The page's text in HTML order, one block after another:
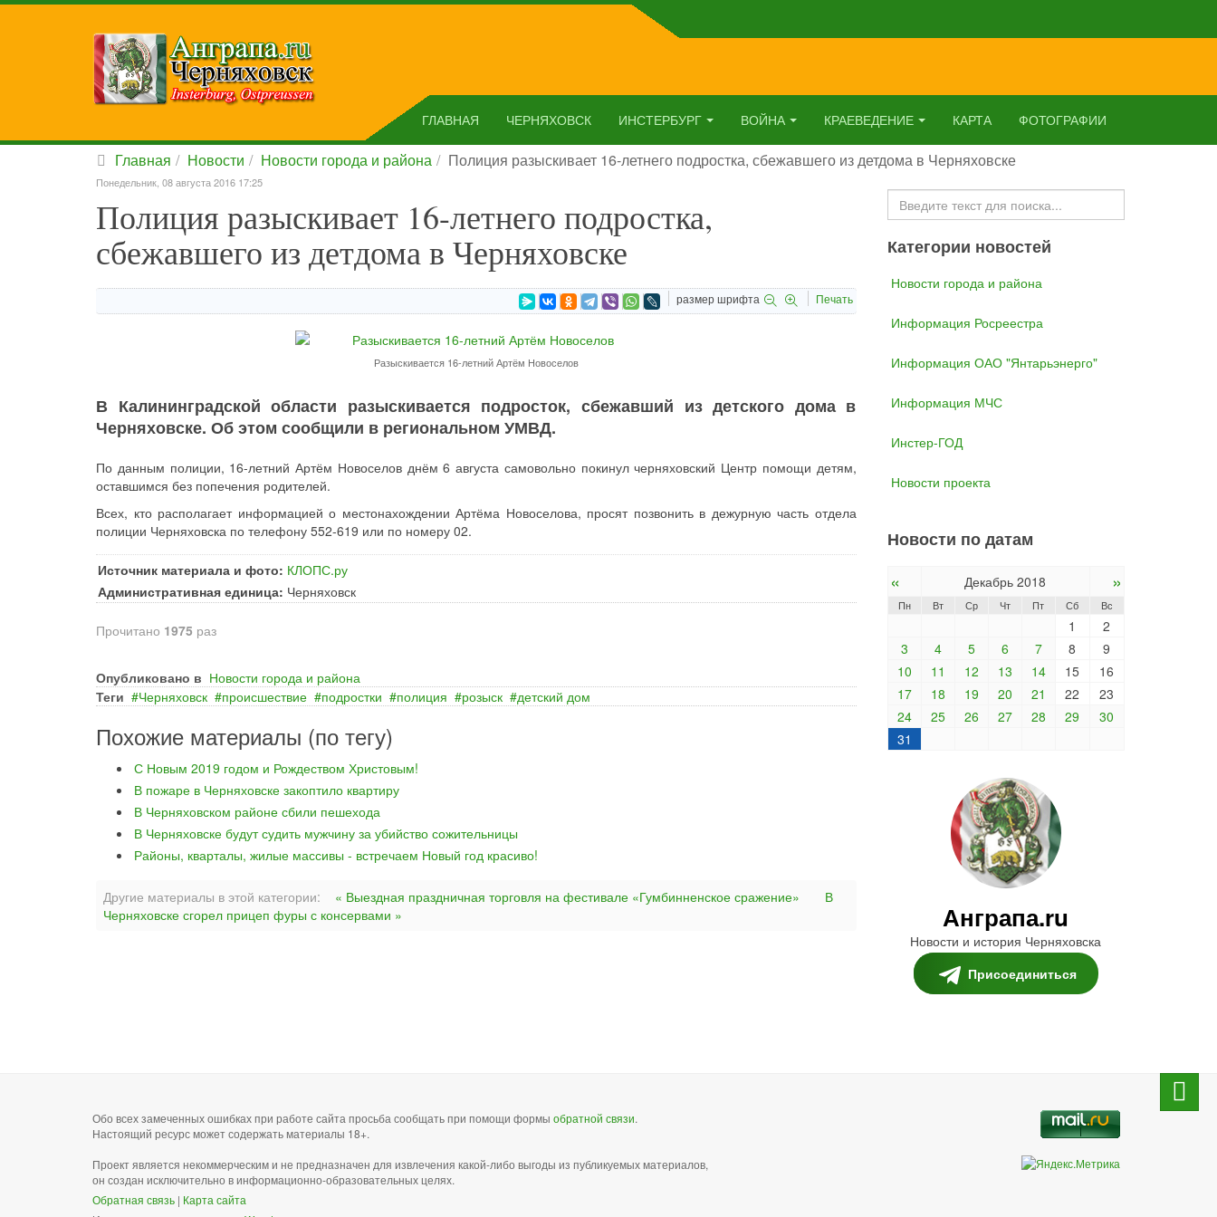
ГЛАВНАЯ ЧЕРНЯХОВСК ИНСТЕРБУРГ ВОЙНА КРАЕВЕДЕНИЕ КАРТА ФОТОГРАФИИ
Главная Новости Новости города и района Полиция разыскивает 16-летнего подростка, сбежавшего из детдома в Черняховске
Понедельник, 08 августа 2016 17:25
Полиция разыскивает 16-летнего подростка,
сбежавшего из детдома в Черняховске
размер шрифта Печать
Разыскивается 16-летний Артём Новоселов
В Калининградской области разыскивается подросток, сбежавший из детского дома в
Черняховске. Об этом сообщили в региональном УМВД.
По данным полиции, 16-летний Артём Новоселов днём 6 августа самовольно покинул черняховский Центр помощи детям,
оставшимся без попечения родителей.
Всех, кто располагает информацией о местонахождении Артёма Новоселова, просят позвонить в дежурную часть отдела
полиции Черняховска по телефону 552-619 или по номеру 02.
Источник материала и фото: КЛОПС.ру
Административная единица: Черняховск
Прочитано 1975 раз
Опубликовано в Новости города и района
Теги
Черняховск происшествие подростки полиция розыск детский дом
Похожие материалы (по тегу)
С Новым 2019 годом и Рождеством Христовым!
В пожаре в Черняховске закоптило квартиру
В Черняховском районе сбили пешехода
В Черняховске будут судить мужчину за убийство сожительницы
Районы, кварталы, жилые массивы - встречаем Новый год красиво!
Другие материалы в этой категории: « Выездная праздничная торговля на фестивале «Гумбинненское сражение»
В
Черняховске сгорел прицеп фуры с консервами »
Искать...
Категории новостей
Новости города и района
Информация Росреестра
Информация ОАО "Янтарьэнерго"
Информация МЧС
Инстер-ГОД
Новости проекта
Новости по датам
« Декабрь 2018 »
Пн Вт Ср Чт Пт Сб Вс
1
2
3
4 5 6 7 8
9
10
11 12 13 14 15
16
17
18 19 20 21 22
23
24
25 26 27 28 29
30
31
Анграпа.ru
Новости и история Черняховска
Присоединиться
Обо всех замеченных ошибках при работе сайта просьба сообщать при помощи формы обратной связи.
Настоящий ресурс может содержать материалы 18+.
Проект является некоммерческим и не предназначен для извлечения какой-либо выгоды из публикуемых материалов,
он создан исключительно в информационно-образовательных целях.
Обратная связь | Карта сайта